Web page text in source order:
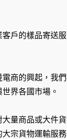
客戶的樣品寄送
電商的興起，我
界各國市場。
大量商品或大件
宗貨物運輸服務